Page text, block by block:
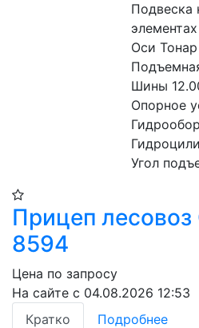
Подвеска
элементах
Оси Тонар
Шины
Опорное
Угол
Прицеп
8594
Цена по запросу
На сайте с 04.08.2026 12:53
Кратко
Подробнее